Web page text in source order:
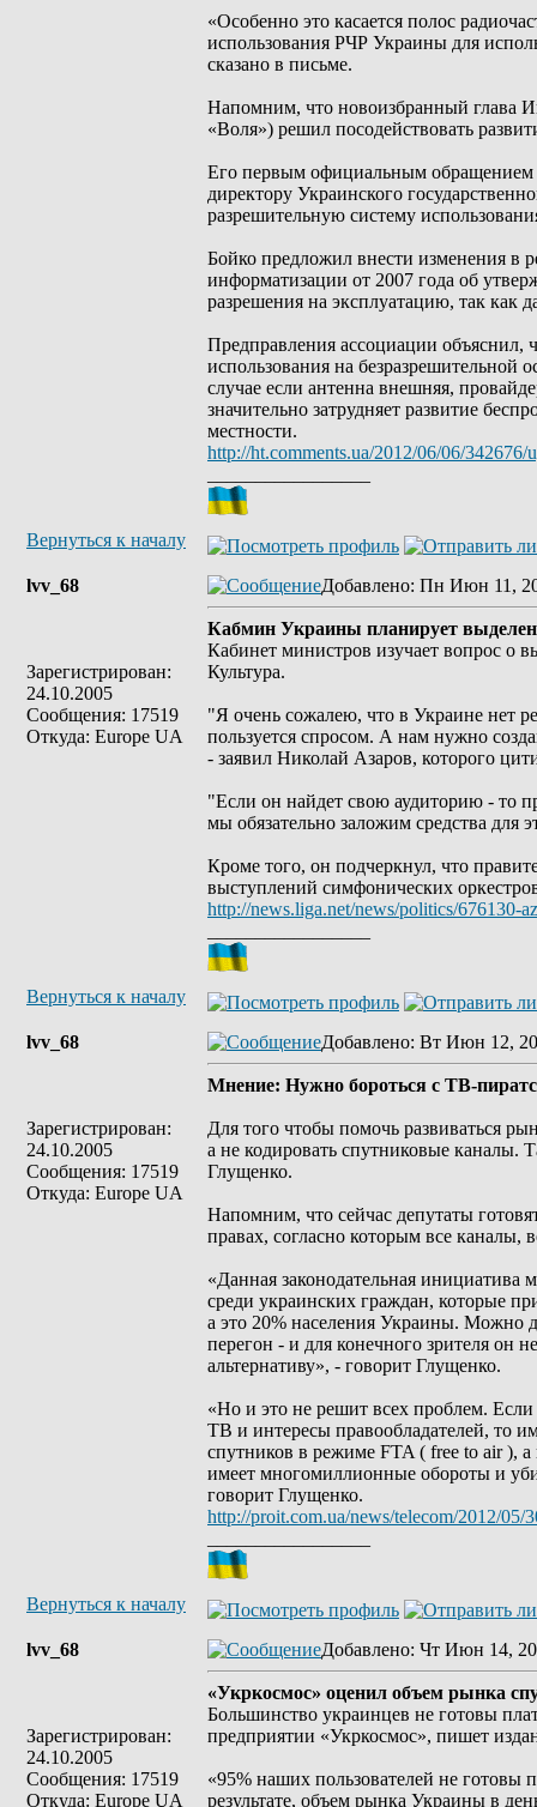
«Особенно это касается полос
использования РЧР Украины для
сказано в письме.
Напомним, что новоизбранный глава
«Воля») решил посодействовать
Его первым официальным обращением
директору Украинского
разрешительную систему
Бойко предложил внести изменения в
информатизации от 2007 года об
разрешения на эксплуатацию, так как
Предправления ассоциации объяснил,
использования на безразрешительной
случае если антенна внешняя,
значительно затрудняет развитие
местности.
http://ht.comments.ua/2012/06/06/342676/
Вернуться к началу
lvv_68
Зарегистрирован:
24.10.2005
Сообщения: 17519
Откуда: Europe UA
Добавлено: Пн Июн 11,
Кабмин Украины планирует
Кабинет министров изучает вопрос о
Культура.
"Я очень сожалею, что в Украине нет
пользуется спросом. А нам нужно
- заявил Николай Азаров, которого
"Если он найдет свою аудиторию - то
мы обязательно заложим средства для
Кроме того, он подчеркнул, что
выступлений симфонических
http://news.liga.net/news/politics/676130-
Вернуться к началу
lvv_68
Зарегистрирован:
24.10.2005
Сообщения: 17519
Откуда: Europe UA
Добавлено: Вт Июн 12,
Мнение: Нужно бороться с ТВ-
Для того чтобы помочь развиваться
а не кодировать спутниковые каналы.
Глущенко.
Напомним, что сейчас депутаты
правах, согласно которым все
«Данная законодательная
среди украинских граждан, которые
а это 20% населения Украины. Можно
перегон - и для конечного зрителя он
альтернативу», - говорит Глущенко.
«Но и это не решит всех проблем.
ТВ и интересы правообладателей, то
спутников в режиме FTA ( free to air ), а
имеет многомиллионные обороты и
говорит Глущенко.
http://proit.com.ua/news/telecom/2012/05/
Вернуться к началу
lvv_68
Зарегистрирован:
24.10.2005
Сообщения: 17519
Откуда: Europe UA
Добавлено: Чт Июн 14,
«Укркосмос» оценил объем рынка
Большинство украинцев не готовы
предприятии «Укркосмос», пишет
«95% наших пользователей не готовы
результате, объем рынка Украины в